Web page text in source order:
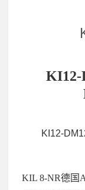
KI12-
KI12-
KIL 8-NR德国